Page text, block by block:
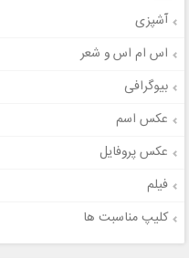
آشپزی
اس ام اس و شعر
بیوگرافی
عکس اسم
عکس پروفایل
فیلم
کلیپ مناسبت ها